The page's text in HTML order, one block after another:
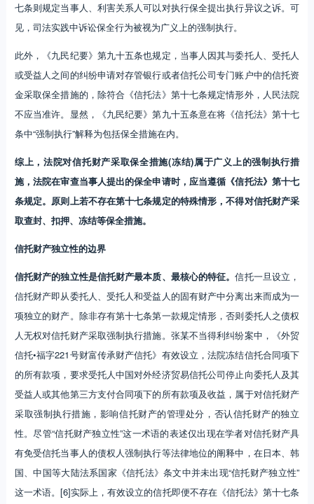
七条则规定当事人、利害关系人可以对执行保全提出执行异议之诉。可
见，司法实践中诉讼保全行为被视为广义上的强制执行。
此外，《九民纪要》第九十五条也规定，当事人因其与委托人、受托人
或受益人之间的纠纷申请对存管银行或者信托公司专门账户中的信托资
金采取保全措施的，除符合《信托法》第十七条规定情形外，人民法院
不应当准许。显然，《九民纪要》第九十五条意在将《信托法》第十七
条中“强制执行”解释为包括保全措施在内。
综上，法院对信托财产采取保全措施(冻结)属于广义上的强制执行措
施，法院在审查当事人提出的保全申请时，应当遵循《信托法》第十七
条规定。原则上若不存在第十七条规定的特殊情形，不得对信托财产采
取查封、扣押、冻结等保全措施。
信托财产独立性的边界
信托财产的独立性是信托财产最本质、最核心的特征。信托一旦设立，
信托财产即从委托人、受托人和受益人的固有财产中分离出来而成为一
项独立的财产。除非存有第十七条第一款规定情形，否则委托人之债权
人无权对信托财产采取强制执行措施。张某不当得利纠纷案中，《外贸
信托•福字221号财富传承财产信托》有效设立，法院冻结信托合同项下
的所有款项，要求受托人中国对外经济贸易信托公司停止向委托人及其
受益人或其他第三方支付合同项下的所有款项及收益，属于对信托财产
采取强制执行措施，影响信托财产的管理处分，否认信托财产的独立
性。尽管“信托财产独立性”这一术语的表述仅出现在学者对信托财产具
有免受信托当事人的债权人强制执行等法律地位的阐释中，在日本、韩
国、中国等大陆法系国家《信托法》条文中并未出现“信托财产独立性”
这一术语。[6]实际上，有效设立的信托即便不存在《信托法》第十七条